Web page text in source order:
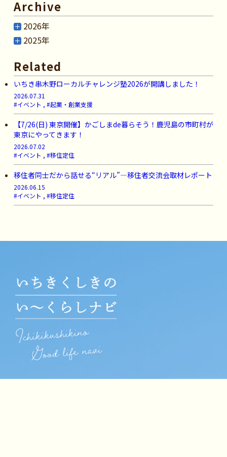
Archive
2026年
2025年
Related
いちき串木野ローカルチャレンジ塾2026が開講しました！
2026.07.31
#イベント , #起業・創業支援
【7/26(日) 東京開催】かごしまde暮らそう！鹿児島の市町村が
東京にやってきます！
2026.07.02
#イベント , #移住定住
移住者同士だから話せる“リアル”―移住者交流会取材レポート
2026.06.15
#イベント , #移住定住